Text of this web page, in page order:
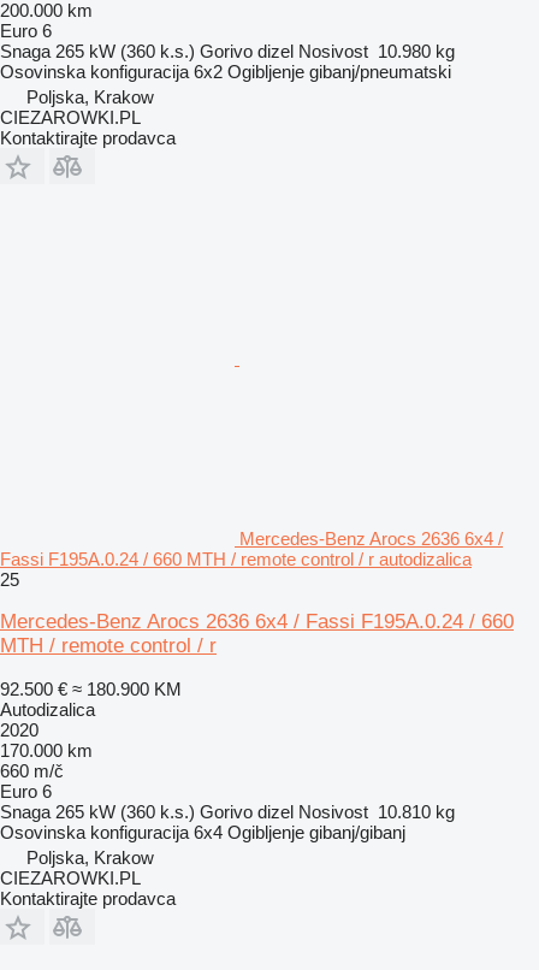
200.000 km
Euro 6
Snaga 265 kW (360 k.s.) Gorivo dizel Nosivost 10.980 kg
Osovinska konfiguracija 6x2 Ogibljenje gibanj/pneumatski
Poljska, Krakow
CIEZAROWKI.PL
Kontaktirajte prodavca
Mercedes-Benz Arocs 2636 6x4 /
Fassi F195A.0.24 / 660 MTH / remote control / r autodizalica
25
Mercedes-Benz Arocs 2636 6x4 / Fassi F195A.0.24 / 660
MTH / remote control / r
92.500 € ≈ 180.900 KM
Autodizalica
2020
170.000 km
660 m/č
Euro 6
Snaga 265 kW (360 k.s.) Gorivo dizel Nosivost 10.810 kg
Osovinska konfiguracija 6x4 Ogibljenje gibanj/gibanj
Poljska, Krakow
CIEZAROWKI.PL
Kontaktirajte prodavca